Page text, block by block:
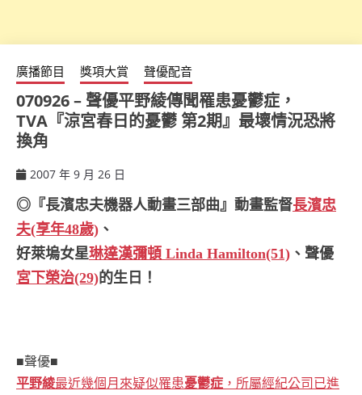
廣播節目 獎項大賞 聲優配音
070926 – 聲優平野綾傳聞罹患憂鬱症，
TVA『涼宮春日的憂鬱 第2期』最壞情況恐將
換角
2007 年 9 月 26 日
◎『長濱忠夫機器人動畫三部曲』動畫監督長濱忠
夫(享年48歲) 、
好萊塢女星琳達漢彌頓 Linda Hamilton(51) 、聲優
宮下榮治(29)的生日！
■聲優■
平野綾最近幾個月來疑似罹患憂鬱症 ，所屬經紀公司已進